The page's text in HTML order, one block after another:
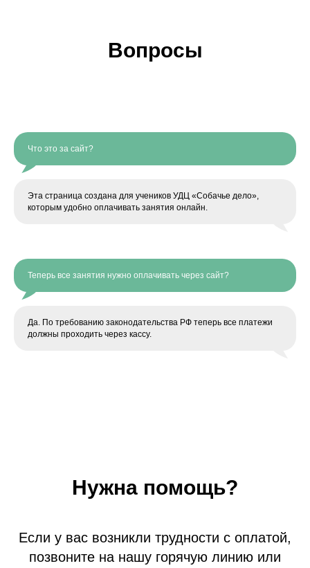
Вопросы
Что это за сайт?
Эта страница создана для учеников УДЦ «Собачье дело»,
которым удобно оплачивать занятия онлайн.
Теперь все занятия нужно оплачивать через сайт?
Да. По требованию законодательства РФ теперь все платежи
должны проходить через кассу.
Нужна помощь?
Если у вас возникли трудности с оплатой,
позвоните на нашу горячую линию или